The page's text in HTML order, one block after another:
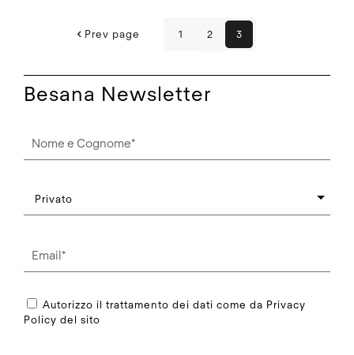
Prev page 1 2 3
Besana Newsletter
Autorizzo il trattamento dei dati come da Privacy
Policy del sito